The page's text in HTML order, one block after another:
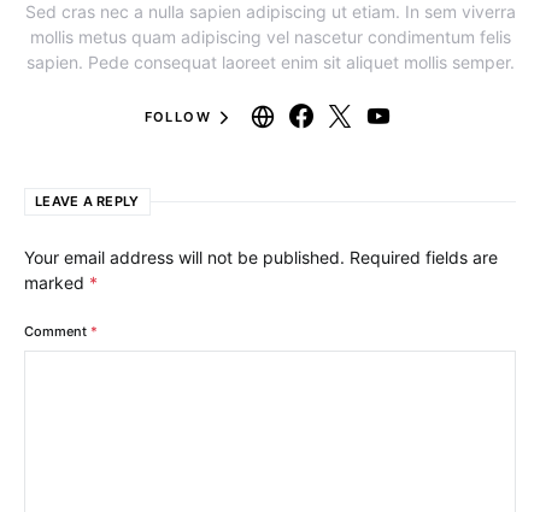
Sed cras nec a nulla sapien adipiscing ut etiam. In sem viverra
mollis metus quam adipiscing vel nascetur condimentum felis
sapien. Pede consequat laoreet enim sit aliquet mollis semper.
FOLLOW
LEAVE A REPLY
Your email address will not be published. Required fields are
marked *
Comment *